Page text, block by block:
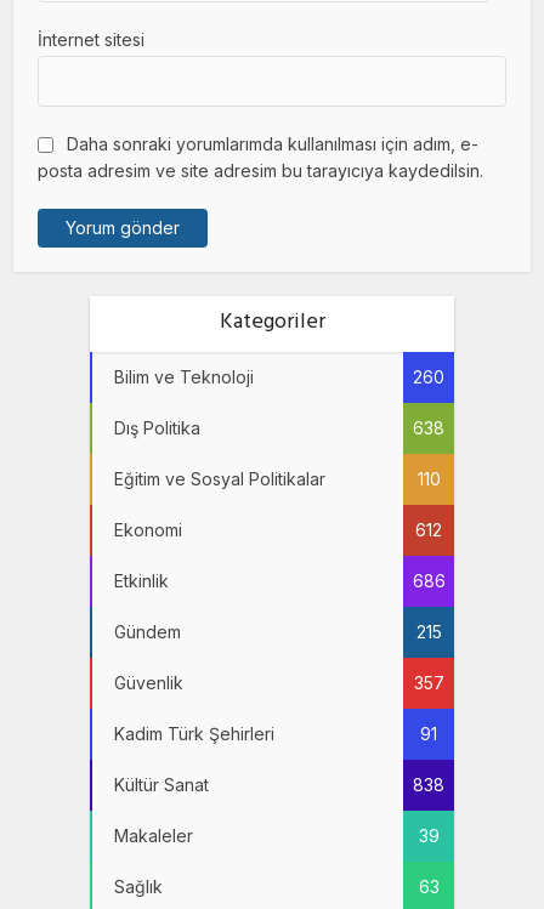
İnternet sitesi
Daha sonraki yorumlarımda kullanılması için adım, e-
posta adresim ve site adresim bu tarayıcıya kaydedilsin.
Kategoriler
Bilim ve Teknoloji 260
Dış Politika 638
Eğitim ve Sosyal Politikalar 110
Ekonomi 612
Etkinlik 686
Gündem 215
Güvenlik 357
Kadim Türk Şehirleri 91
Kültür Sanat 838
Makaleler 39
Sağlık 63